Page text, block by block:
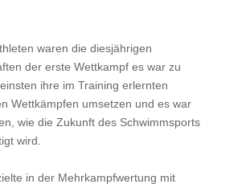
waren die diesjährigen
der erste Wettkampf es war zu
ihre im Training erlernten
Wettkämpfen umsetzen und es war
wie die Zukunft des Schwimmsports
wird.
in der Mehrkampfwertung mit